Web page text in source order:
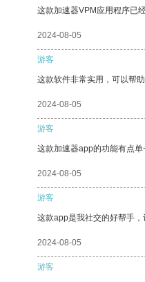
这款加速器VPM应用程序已
2024-08-05
游客
这款软件非常实用，可以帮
2024-08-05
游客
这款加速器app的功能有点单
2024-08-05
游客
这款app是我社交的好帮手，
2024-08-05
游客